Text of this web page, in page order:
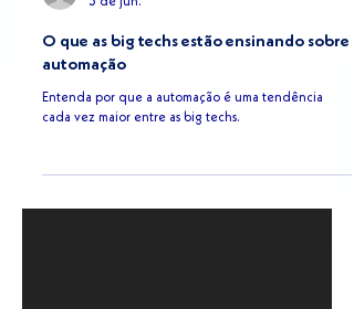
e-Xyon Tecnologia
3 de jun.
O que as big techs estão ensinando sobre
automação
cada vez maior entre as big techs.